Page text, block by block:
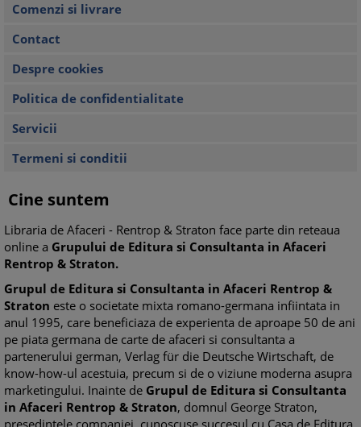
Comenzi si livrare
Contact
Despre cookies
Politica de confidentialitate
Servicii
Termeni si conditii
Cine suntem
Libraria de Afaceri - Rentrop & Straton face parte din reteaua
online a Grupului de Editura si Consultanta in Afaceri
Rentrop & Straton.
Grupul de Editura si Consultanta in Afaceri Rentrop &
Straton este o societate mixta romano-germana infiintata in
anul 1995, care beneficiaza de experienta de aproape 50 de ani
pe piata germana de carte de afaceri si consultanta a
partenerului german, Verlag für die Deutsche Wirtschaft, de
know-how-ul acestuia, precum si de o viziune moderna asupra
marketingului. Inainte de Grupul de Editura si Consultanta
in Afaceri Rentrop & Straton, domnul George Straton,
presedintele companiei, cunoscuse succesul cu Casa de Editura